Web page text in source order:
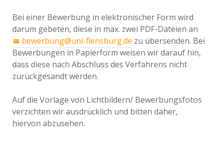
Bei einer Bewerbung in elektronischer Form wird
darum gebeten, diese in max. zwei PDF-Dateien an
bewerbung@uni-flensburg.de zu übersenden. Bei
Bewerbungen in Papierform weisen wir darauf hin,
dass diese nach Abschluss des Verfahrens nicht
zurückgesandt werden.
Auf die Vorlage von Lichtbildern/ Bewerbungsfotos
verzichten wir ausdrücklich und bitten daher,
hiervon abzusehen.